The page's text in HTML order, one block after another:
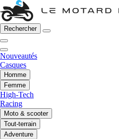
Rechercher
Nouveautés
Casques
Homme
Femme
High-Tech
Racing
Moto & scooter
Tout-terrain
Adventure